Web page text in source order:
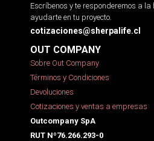
Escríbenos y te responderemos a
ayudarte en tu proyecto.
cotizaciones@sherpalife.cl
OUT COMPANY
Sobre Out Company
Términos y Condiciones
Devoluciones
Cotizaciones y ventas a empresas
Outcompany SpA
RUT Nº76.266.293-0